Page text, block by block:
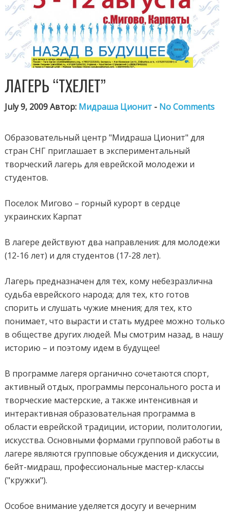
ЛАГЕРЬ “ТХЕЛЕТ”
July 9, 2009 Автор: Мидраша Ционит - No Comments
Образовательный центр "Мидраша Ционит" для
стран СНГ приглашает в экспериментальный
творческий лагерь для еврейской молодежи и
студентов.
Поселок Мигово – горный курорт в сердце
украинских Карпат
В лагере действуют два направления: для молодежи
(12-16 лет) и для студентов (17-28 лет).
Лагерь предназначен для тех, кому небезразлична
судьба еврейского народа; для тех, кто готов
спорить и слушать чужие мнения; для тех, кто
понимает, что вырасти и стать мудрее можно только
в обществе других людей. Мы смотрим назад, в нашу
историю – и поэтому идем в будущее!
В программе лагеря органично сочетаются спорт,
активный отдых, программы персонального роста и
творческие мастерские, а также интенсивная и
интерактивная образовательная программа в
области еврейской традиции, истории, политологии,
искусства. Основными формами групповой работы в
лагере являются групповые обсуждения и дискуссии,
бейт-мидраш, профессиональные мастер-классы
("кружки").
Особое внимание уделяется досугу и вечерним